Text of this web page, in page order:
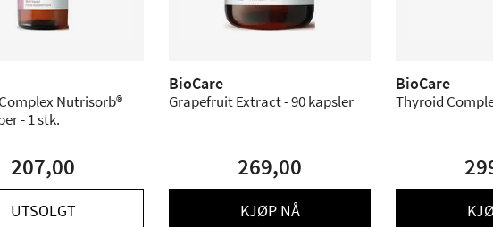
Nutrisorb®
- 1 stk.
207,00
UTSOLGT
BioCare
Grapefruit Extract - 90 kapsler
269,00
KJØP NÅ
BioCare
Thyroid